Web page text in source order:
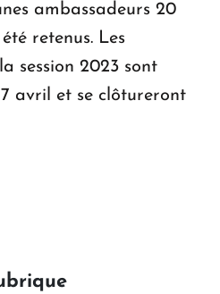
ambassadeurs 20
retenus. Les
session 2023 sont
avril et se clôtureront